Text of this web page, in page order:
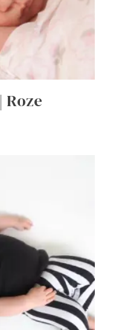
Roze